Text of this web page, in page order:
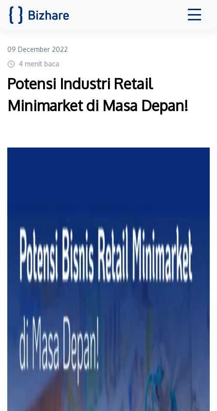
09 December 2022
4 menit baca
Potensi Industri Retail
Minimarket di Masa Depan!